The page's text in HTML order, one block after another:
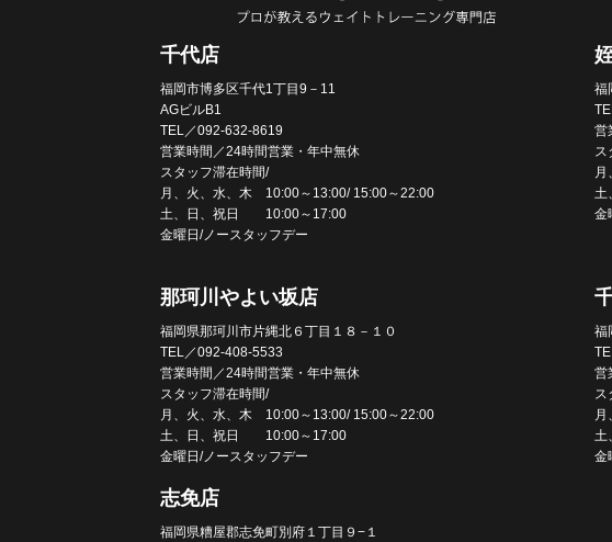
千代店
福岡市博多区千代1丁目9－11
AGビルB1
TEL／092-632-8619
営業時間／24時間営業・年中無休
スタッフ滞在時間/
月、火、水、木 10:00～13:00/ 15:00～22:00
土、日、祝日 10:00～17:00
金曜日/ノースタッフデー
福
営
ス
金
那珂川やよい坂店
福岡県那珂川市片縄北６丁目１８－１０
TEL／092-408-5533
営業時間／24時間営業・年中無休
スタッフ滞在時間/
月、火、水、木 10:00～13:00/ 15:00～22:00
土、日、祝日 10:00～17:00
金曜日/ノースタッフデー
福
営
ス
金
志免店
福岡県糟屋郡志免町別府１丁目９−１